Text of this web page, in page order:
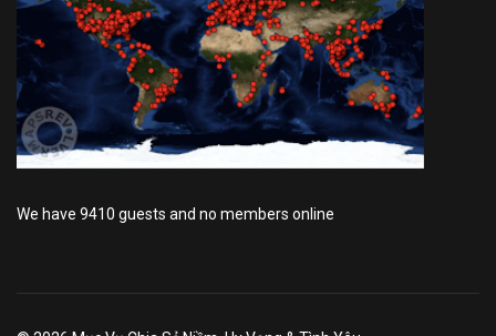
We have 9410 guests and no members online